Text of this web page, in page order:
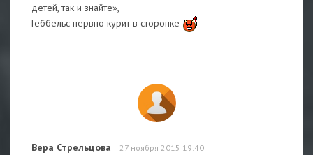
детей, так и знайте»,
Геббельс нервно курит в сторонке
Вера Стрельцова 27 ноября 2015 19:40